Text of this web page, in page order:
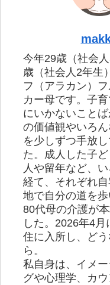
今年29歳（社会
歳（社会人2年生
フ（アラカン）
カー母です。子
にいかないこと
の価値観やいろ
を少しずつ手放
た。成人した子
人や留年など、
経て、それぞれ
地で自分の道を歩
80代母の介護が
した。2026年4月
住に入所し、ど
ら。
私自身は、イメ
グや心理学、カウ